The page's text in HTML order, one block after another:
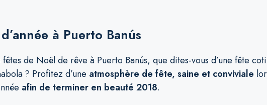
à Puerto Banús
de Noël de rêve à Puerto Banús, que dites-vous d’une fête
? Profitez d’une atmosphère de fête, saine et conviviale
afin de terminer en beauté 2018.